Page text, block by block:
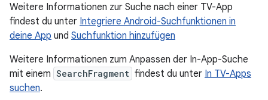
Weitere Informationen zur Suche nach einer TV-App
findest du unter Integriere Android-Suchfunktionen in
deine App und Suchfunktion hinzufügen
Weitere Informationen zum Anpassen der In-App-Suche
mit einem SearchFragment findest du unter In TV-Apps
suchen.